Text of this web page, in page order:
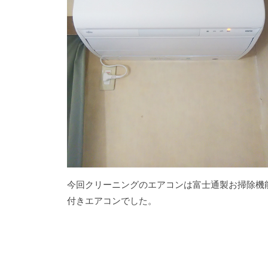
今回クリーニングのエアコンは富士通製お掃除機
付きエアコンでした。